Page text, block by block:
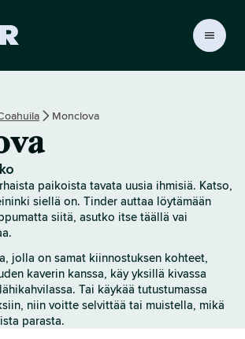
r
n
l
o
i
s
s
i
v
u
Monclova
paikoista tavata uusia ihmisiä. Katso,
siellä on. Tinder auttaa löytämään
siitä, asutko itse täällä vai
jolla on samat kiinnostuksen kohteet,
kaverin kanssa, käy yksillä kivassa
Tai käykää tutustumassa
niin voitte selvittää tai muistella, mikä
parasta.